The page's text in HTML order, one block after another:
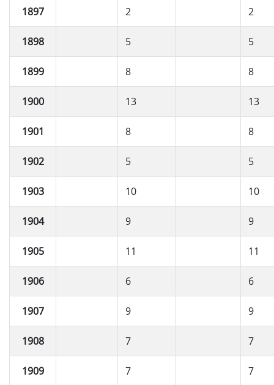
1897 2 2
1898 5 5
1899 8 8
1900 13 13
1901 8 8
1902 5 5
1903 10 10
1904 9 9
1905 11 11
1906 6 6
1907 9 9
1908 7 7
1909 7 7